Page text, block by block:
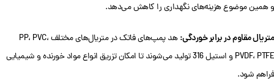
و همین موضوع هزینه‌های نگهداری را کاهش می‌دهد.
متریال مقاوم در برابر خوردگی:
هد پمپ‌های فاتک در متریال‌های مختلف PP، PVC،
PVDF، PTFE و استیل 316 تولید می‌شوند تا امکان تزریق انواع مواد خورنده و شیمیایی
فراهم شود.